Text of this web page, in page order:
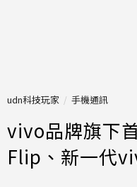
udn科技玩家 手機通訊
vivo品牌旗下
Flip、新一代